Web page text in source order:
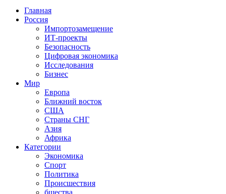
Главная
Россия
Импортозамещение
ИТ-проекты
Безопасность
Цифровая экономика
Исследования
Бизнес
Мир
Европа
Ближний восток
США
Страны СНГ
Азия
Африка
Категории
Экономика
Спорт
Политика
Происшествия